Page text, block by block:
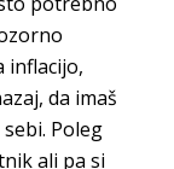
inflacijo,
da imaš
Poleg
ali pa si